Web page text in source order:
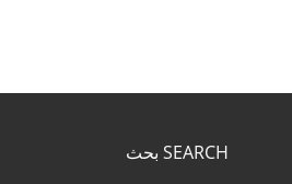
SEARCH بحث